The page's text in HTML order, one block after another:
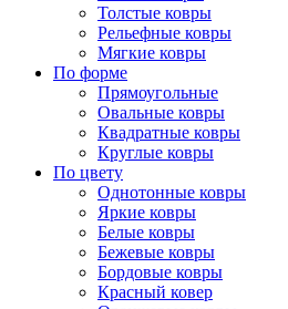
Толстые ковры
Рельефные ковры
Мягкие ковры
По форме
Прямоугольные
Овальные ковры
Квадратные ковры
Круглые ковры
По цвету
Однотонные ковры
Яркие ковры
Белые ковры
Бежевые ковры
Бордовые ковры
Красный ковер